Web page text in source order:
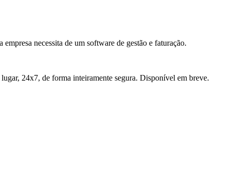
necessita de um software de gestão e faturação.
24x7, de forma inteiramente segura. Disponível em breve.